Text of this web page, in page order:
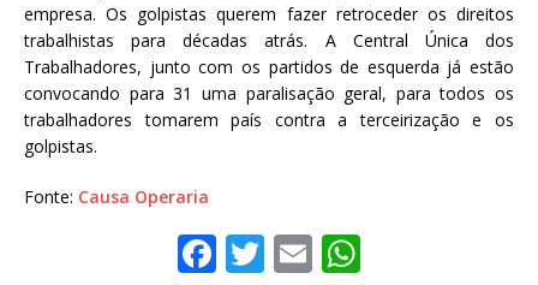
empresa. Os golpistas querem fazer retroceder os direitos
trabalhistas para décadas atrás. A Central Única dos
Trabalhadores, junto com os partidos de esquerda já estão
convocando para 31 uma paralisação geral, para todos os
trabalhadores tomarem país contra a terceirização e os
golpistas.
Fonte: Causa Operaria
F T E